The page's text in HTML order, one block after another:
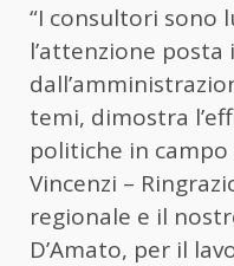
“I consultori sono
l’attenzione
temi, dimostra
politiche in
Vincenzi –
regionale e il
D’Amato, per il